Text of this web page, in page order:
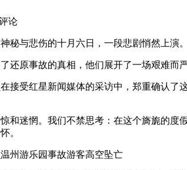
论
秘与悲伤的十月六日，一段悲剧悄然上演
还原事故的真相，他们展开了一场艰难而
接受红星新闻媒体的采访中，郑重确认
和迷惘。我们不禁思考：在这个旖旎的
。